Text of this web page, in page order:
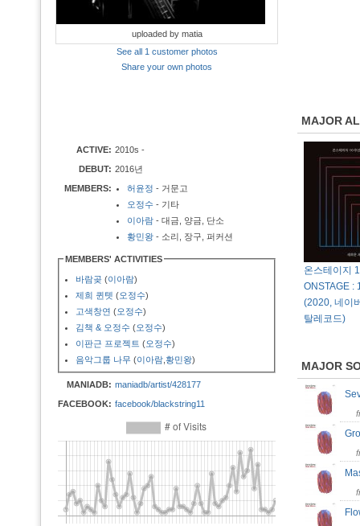
uploaded by matia
See all 1 customer photos
Share your own photos
ACTIVE: 2010s -
DEBUT: 2016년
MEMBERS:
허윤정 - 거문고
오정수 - 기타
이아람 - 대금, 양금, 단소
황민왕 - 소리, 장구, 퍼커션
MEMBERS' ACTIVITIES
바람곶 (이아람)
제희 퀸텟 (오정수)
고색창연 (오정수)
김책 & 오정수 (오정수)
이판근 프로젝트 (오정수)
음악그룹 나무 (이아람 황민왕)
MANIADB: maniadb/artist/428177
FACEBOOK: facebook/blackstring11
MAJOR
온스테이지
ONSTAGE :
(2020, 네이
탈레코드)
MAJOR